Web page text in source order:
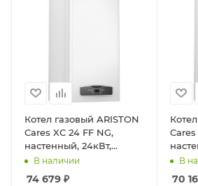
Котел газовый ARISTON
Cares XC 24 FF NG,
настенный, 24кВт,
двухконтурный,
В наличии
74 679 ₽
Cares
В
70